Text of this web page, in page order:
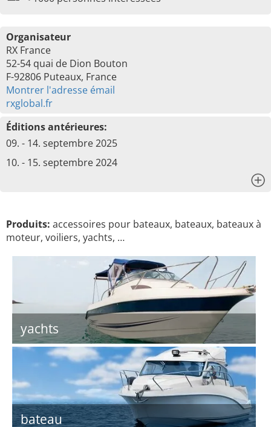
Organisateur
RX France
52-54 quai de Dion Bouton
F-92806 Puteaux, France
Montrer l'adresse émail
rxglobal.fr
Éditions antérieures:
09. - 14. septembre 2025
10. - 15. septembre 2024
Produits: accessoires pour bateaux, bateaux, bateaux à
moteur, voiliers, yachts, …
yachts
bateau